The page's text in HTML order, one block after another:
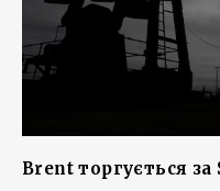
Brent торгується за